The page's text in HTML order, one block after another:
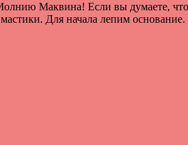
Маквина! Если вы думаете,
Для начала лепим